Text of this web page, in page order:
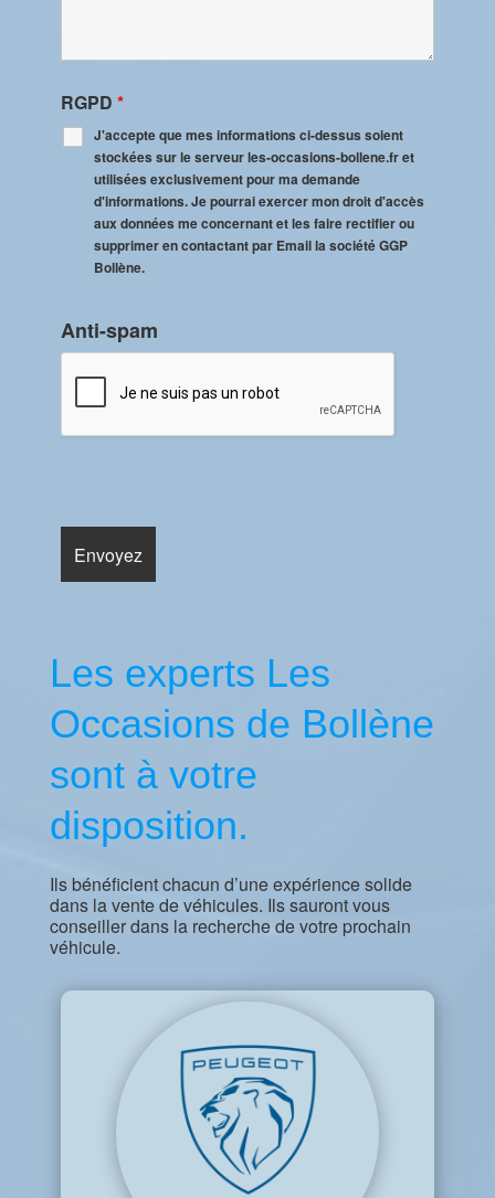
RGPD *
J'accepte que mes informations ci-dessus soient
stockées sur le serveur les-occasions-bollene.fr et
utilisées exclusivement pour ma demande
d'informations. Je pourrai exercer mon droit d'accès
aux données me concernant et les faire rectifier ou
supprimer en contactant par Email la société GGP
Bollène.
Anti-spam
Les experts Les
Occasions de Bollène
sont à votre
disposition.
Ils bénéficient chacun d’une expérience solide
dans la vente de véhicules. Ils sauront vous
conseiller dans la recherche de votre prochain
véhicule.